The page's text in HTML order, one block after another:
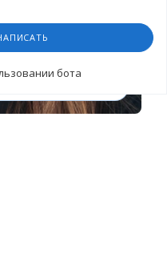
бота